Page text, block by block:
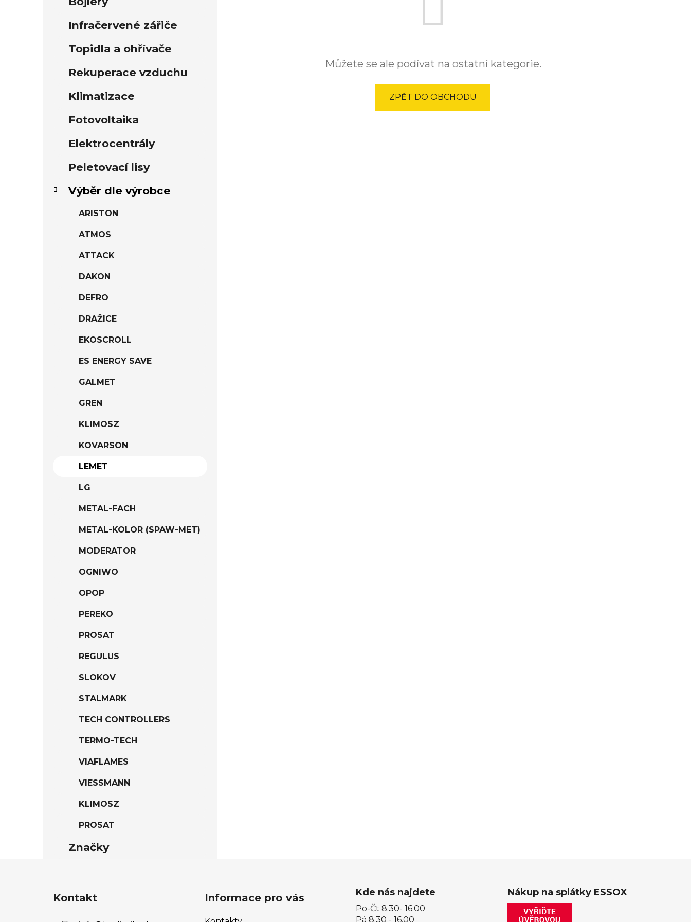
Infračervené zářiče
Topidla a ohřívače
Rekuperace vzduchu
Klimatizace
Fotovoltaika
Elektrocentrály
Peletovací lisy
Výběr dle výrobce
ARISTON
ATMOS
ATTACK
DAKON
DEFRO
DRAŽICE
EKOSCROLL
ES ENERGY SAVE
GALMET
GREN
KLIMOSZ
KOVARSON
LEMET
LG
METAL-FACH
METAL-KOLOR (SPAW-MET)
MODERATOR
OGNIWO
OPOP
PEREKO
PROSAT
REGULUS
SLOKOV
STALMARK
TECH CONTROLLERS
TERMO-TECH
VIAFLAMES
VIESSMANN
KLIMOSZ
PROSAT
Značky
Můžete se ale podívat na ostatní kategorie.
ZPĚT DO OBCHODU
Kontakt Informace pro vás Kde nás najdete
Po-Čt 8.30- 16.00
Pá 8.30 - 16.00
Nákup na splátky ESSOX